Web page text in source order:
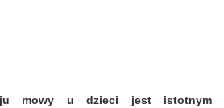
mowy u dzieci jest istotnym